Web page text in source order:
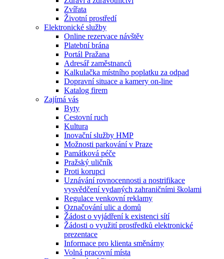
Zvířata
Životní prostředí
Elektronické služby
Online rezervace návštěv
Platební brána
Portál Pražana
Adresář zaměstnanců
Kalkulačka místního poplatku za odpad
Dopravní situace a kamery on-line
Katalog firem
Zajímá vás
Byty
Cestovní ruch
Kultura
Inovační služby HMP
Možnosti parkování v Praze
Památková péče
Pražský uličník
Proti korupci
Uznávání rovnocennosti a nostrifikace
vysvědčení vydaných zahraničními školami
Regulace venkovní reklamy
Označování ulic a domů
Žádost o vyjádření k existenci sítí
Žádosti o využití prostředků elektronické
prezentace
Informace pro klienta směnárny
Volná pracovní místa